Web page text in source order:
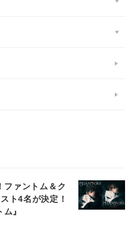
ファントム＆ク
ト4名が決定！
』